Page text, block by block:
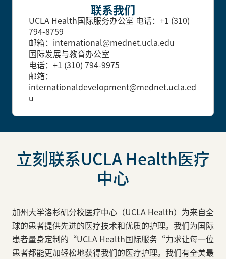
联系我们
UCLA Health国际服务办公室 电话：+1 (310)
794-8759
邮箱：international@mednet.ucla.edu
国际发展与教育办公室
电话：+1 (310) 794-9975
邮箱：
internationaldevelopment@mednet.ucla.ed
u
立刻联系UCLA Health医疗
中心
加州大学洛杉矶分校医疗中心（UCLA Health）为来自全
球的患者提供先进的医疗技术和优质的护理。我们为国际
患者量身定制的“UCLA Health国际服务“力求让每一位
患者都能更加轻松地获得我们的医疗护理。我们有全美最